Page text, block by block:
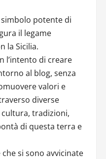
potente di
il legame
la Sicilia.
l’intento di creare
al blog, senza
valori e
diverse
tradizioni,
di questa terra e
si sono avvicinate